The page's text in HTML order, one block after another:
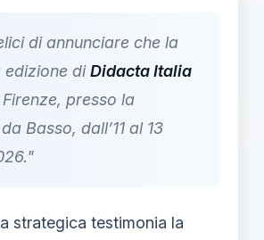
di annunciare che la
edizione diDidacta Italia
presso la
Basso, dall’11 al 13
strategica testimonia la